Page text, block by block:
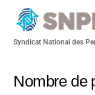
Syndicat National des
Nombre de